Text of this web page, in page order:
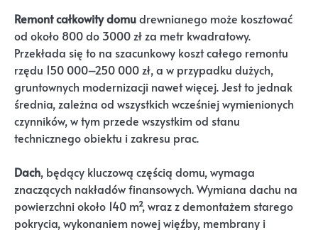
Remont całkowity domudrewnianego może kosztować
od około 800 do 3000 zł za metr kwadratowy.
Przekłada się to na szacunkowy koszt całego remontu
rzędu 150 000–250 000 zł, a w przypadku dużych,
gruntownych modernizacji nawet więcej. Jest to jednak
średnia, zależna od wszystkich wcześniej wymienionych
czynników, w tym przede wszystkim od stanu
technicznego obiektu i zakresu prac.
Dach, będący kluczową częścią domu, wymaga
znaczących nakładów finansowych. Wymiana dachu na
powierzchni około 140 m², wraz z demontażem starego
pokrycia, wykonaniem nowej więźby, membrany i